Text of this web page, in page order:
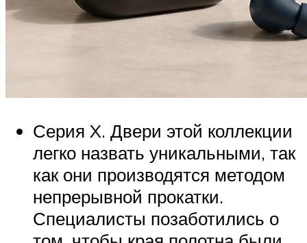
Серия X. Двери этой коллекции
легко назвать уникальными, так
как они производятся методом
непрерывной прокатки.
Специалисты позаботились о